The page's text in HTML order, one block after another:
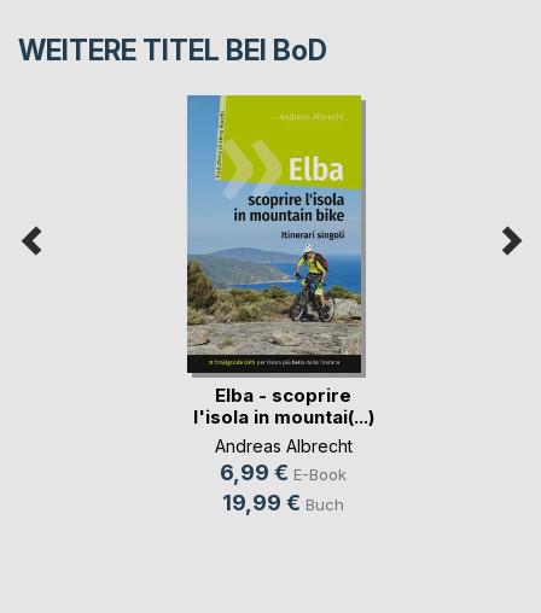
WEITERE TITEL BEI BoD
Elba - scoprire
l'isola in mountai(...)
Andreas Albrecht
6,99 € E-Book
19,99 € Buch